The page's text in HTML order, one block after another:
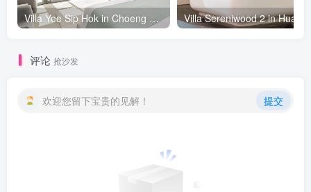
Villa Yee Sip Hok in Choeng Mon beach, Koh Samui - 5 bedrooms
评论 抢沙发
欢迎您留下宝贵的见解！ 提交